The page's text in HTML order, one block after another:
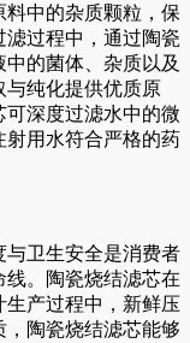
料中的杂质颗粒，保
滤过程中，通过陶瓷
的菌体、杂质以及
与纯化提供优质原
深度过滤水中的微
射用水符合严格的药
与卫生安全是消费者
。陶瓷烧结滤芯在
生产过程中，新鲜压
陶瓷烧结滤芯能够